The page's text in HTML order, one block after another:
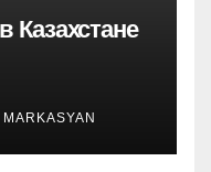
Казахстане